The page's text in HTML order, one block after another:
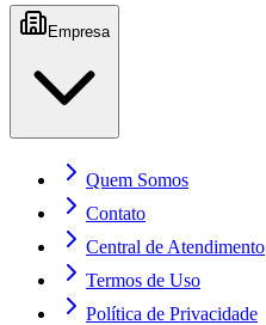
Empresa
Quem Somos
Contato
Central de Atendimento
Termos de Uso
Política de Privacidade